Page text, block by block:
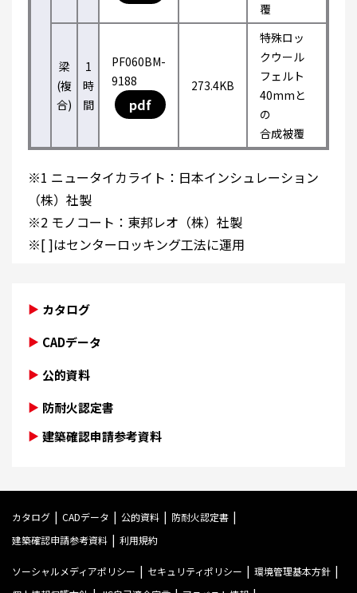
覆
梁
(複
合)
1
時
間
PF060BM-
9188
pdf
273.4KB
特殊ロッ
クウール
フェルト
40mmと
の
合成被覆
※1 ニュータイカライト：日本インシュレーション
（株）社製
※2 モノコート：東邦レオ（株）社製
※[ ]はセンターロッキング工法に運用
カタログ
CADデータ
公的資料
防耐火認定書
建築確認申請参考資料
カタログ CADデータ 公的資料
防耐火認定書
建築確認申請参考資料
利用規約
ソーシャルメディアポリシー セキュリティポリシー
環境管理基本方針